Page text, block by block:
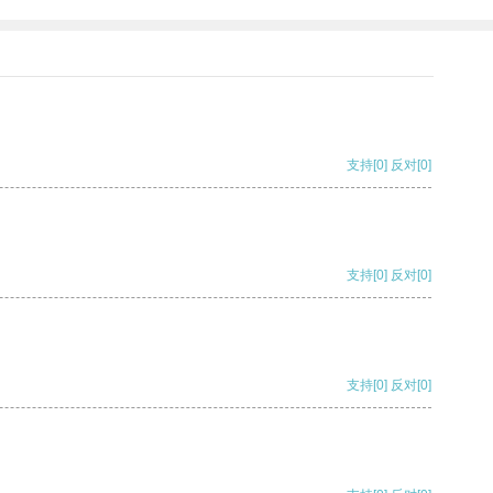
支持[0] 反对[0]
支持[0] 反对[0]
支持[0] 反对[0]